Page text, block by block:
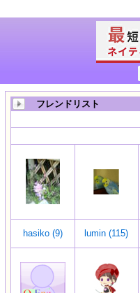
フレンドリスト
hasiko (9) lumin (115)